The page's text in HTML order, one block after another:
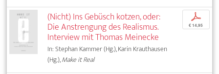
(Nicht) Ins Gebüsch kotzen, oder:
Die Anstrengung des Realismus.
Interview mit Thomas Meinecke
In: Stephan Kammer (Hg.), Karin Krauthausen
(Hg.),Make it Real
p
€ 14,95